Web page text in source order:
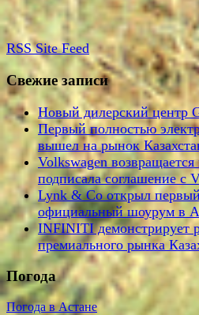
RSS Site Feed
Свежие записи
Новый дилерский центр
Первый полностью
вышел на рынок
Volkswagen
подписала соглашение с
Lynk & Co открыл
официальный шоурум в
INFINITI демонстрирует
премиального рынка
Погода
Погода в Астане